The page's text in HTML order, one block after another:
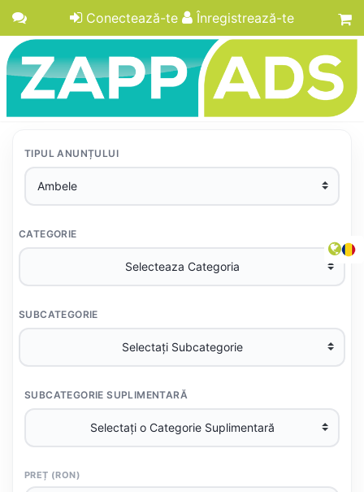
Conectează-te Înregistrează-te
TIPUL ANUNȚULUI
CATEGORIE
SUBCATEGORIE
SUBCATEGORIE SUPLIMENTARĂ
PREȚ (RON)